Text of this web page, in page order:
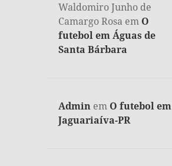
Waldomiro Junho de
Camargo Rosa em O
futebol em Águas de
Santa Bárbara
Admin em O futebol em
Jaguariaíva-PR